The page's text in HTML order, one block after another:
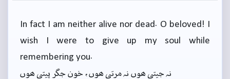
In fact I am neither alive nor dead. O beloved! I
wish I were to give up my soul while
remembering you.
نہ جیتی ہوں نہ مرتی ہوں، خون جگر پیتی ہوں